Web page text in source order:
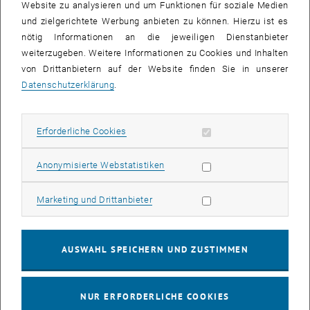
Christian Fabjan ist Direktor des Instituts für Hochenergiephysik
(HEPHY) der Österreichischen Akademie der Wissenschaften
(ÖAW) und Professor für Teilchenphysik an der Technischen
Universität Wien. HEPHY ist führend an den Experimenten am CERN
Christian Fabjan studierte Physik an der TU Wien und an der Harvard
mit dem Doktorat abschloss. In den folgenden Jahren arbeitete er
technischer Leiter des ALICE Experiments am LHC.
Website zu analysieren und um Funktionen für soziale Medien
und zielgerichtete Werbung anbieten zu können. Hierzu ist es
nötig Informationen an die jeweiligen Dienstanbieter
weiterzugeben. Weitere Informationen zu Cookies und Inhalten
von Drittanbietern auf der Website finden Sie in unserer
Datenschutzerklärung.
Erforderliche Cookies Erforderliche Cookies zulassen
Anonymisierte WebstatistikenStatistik Cookies zulassen
Marketing und DrittanbieterMarketing Cookies zulassen
AUSWAHL SPEICHERN UND ZUSTIMMEN
NUR ERFORDERLICHE COOKIES